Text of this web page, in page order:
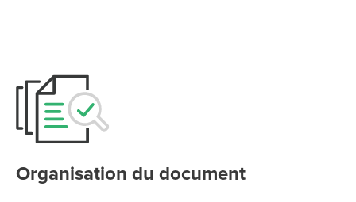
Organisation du document